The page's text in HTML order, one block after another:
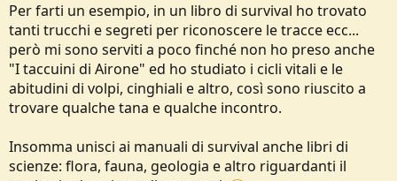
Per farti un esempio, in un libro di survival ho trovato
tanti trucchi e segreti per riconoscere le tracce ecc...
però mi sono serviti a poco finché non ho preso anche
"I taccuini di Airone" ed ho studiato i cicli vitali e le
abitudini di volpi, cinghiali e altro, così sono riuscito a
trovare qualche tana e qualche incontro.
Insomma unisci ai manuali di survival anche libri di
scienze: flora, fauna, geologia e altro riguardanti il